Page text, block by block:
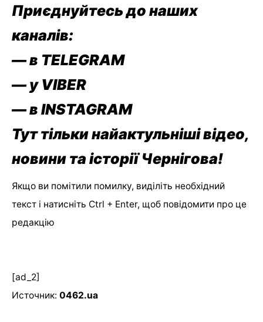
Приєднуйтесь до наших
каналів:
— в TELEGRAM
— у VIBER
— в INSTAGRAM
Тут тільки найактульніші відео,
новини та історії Чернігова!
Якщо ви помітили помилку, виділіть необхідний
текст і натисніть Ctrl + Enter, щоб повідомити про це
редакцію
[ad_2]
Источник: 0462.ua